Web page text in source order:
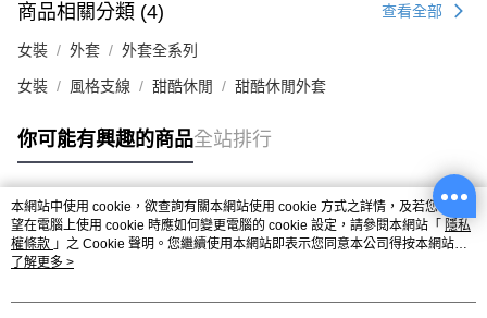
商品相關分類 (4) 查看全部
女裝 外套 外套全系列
女裝 風格支線 甜酷休閒 甜酷休閒外套
你可能有興趣的商品全站排行
熱門標籤
本網站中使用 cookie，欲查詢有關本網站使用 cookie 方式之詳情，及若您不希
望在電腦上使用 cookie 時應如何變更電腦的 cookie 設定，請參閱本網站「 隱私
權條款 」之 Cookie 聲明。您繼續使用本網站即表示您同意本公司得按本網站使
用條款之 Cookie 聲明使用 cookie。
了解更多 >